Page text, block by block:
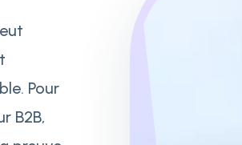
Pour
B2B,